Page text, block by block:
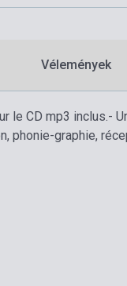
Vélemények
le CD mp3 inclus. -
phonie-graphie,